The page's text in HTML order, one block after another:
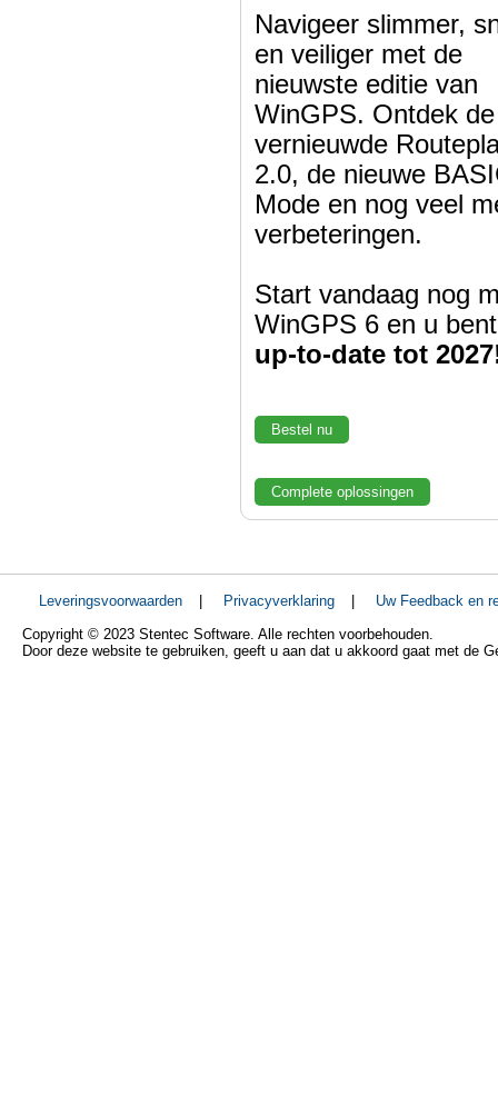
Navigeer slimmer,
en veiliger met de
nieuwste editie van
WinGPS. Ontdek de
vernieuwde
2.0, de nieuwe
Mode en nog veel
verbeteringen.
Start vandaag nog
WinGPS 6 en u bent
up-to-date tot
Bestel nu
Complete oplossingen
Leveringsvoorwaarden | Privacyverklaring |
Uw Feedback en
Copyright © 2023 Stentec Software. Alle rechten voorbehouden.
Door deze website te gebruiken, geeft u aan dat u akkoord gaat met de